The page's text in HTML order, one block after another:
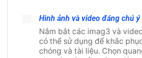
Hình ảnh và video đáng chú ý
Nắm bắt các imag3 và
có thể sử dụng để khắc
chóng và tài liệu. Chọn